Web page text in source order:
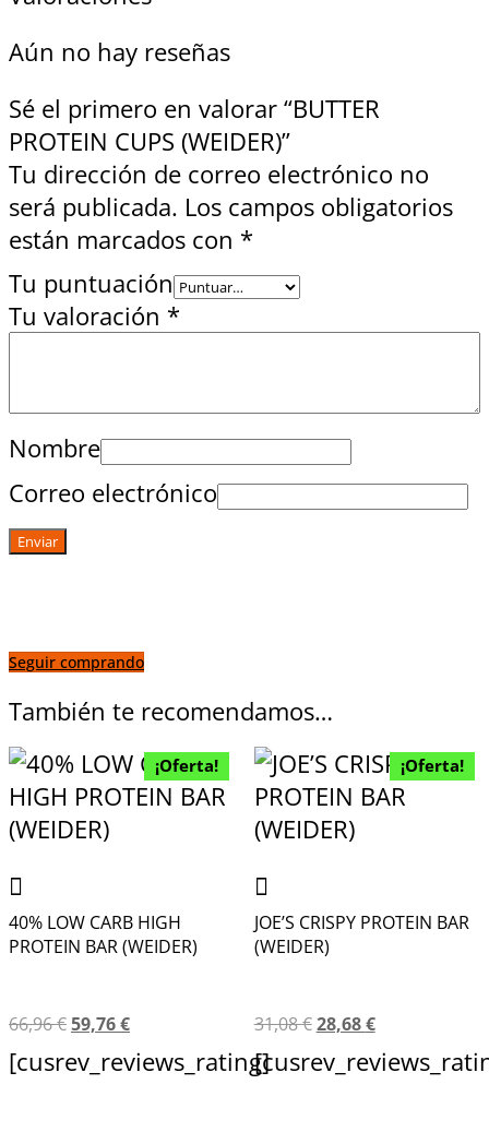
Aún no hay reseñas
Sé el primero en valorar “BUTTER
PROTEIN CUPS (WEIDER)”
Tu dirección de correo electrónico no
será publicada. Los campos obligatorios
están marcados con *
Tu puntuación
Tu valoración *
Nombre
Correo electrónico
Seguir comprando
También te recomendamos…
¡Oferta!
40% LOW CARB HIGH
PROTEIN BAR (WEIDER)
66,96€59,76€
[cusrev_reviews_rating]
¡Oferta!
JOE’S CRISPY PROTEIN BAR
(WEIDER)
31,08€28,68€